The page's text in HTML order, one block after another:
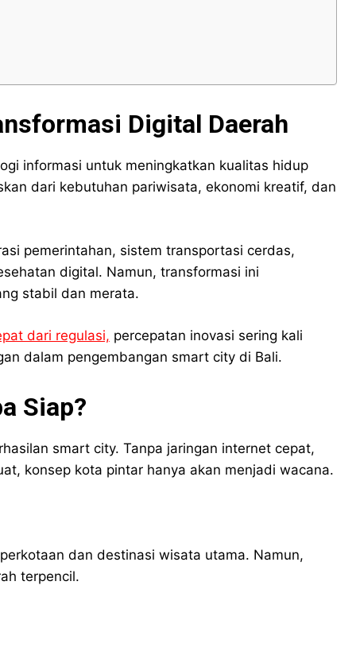
Digital Daerah
informasi untuk meningkatkan kualitas hidup
dari kebutuhan pariwisata, ekonomi kreatif, dan
pemerintahan, sistem transportasi cerdas,
digital. Namun, transformasi ini
stabil dan merata.
dari regulasi, percepatan inovasi sering kali
dalam pengembangan smart city di Bali.
Siap?
smart city. Tanpa jaringan internet cepat,
konsep kota pintar hanya akan menjadi wacana.
dan destinasi wisata utama. Namun,
terpencil.